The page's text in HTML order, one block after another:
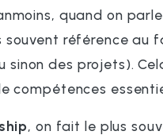
quand on
souvent référence au
sinon des projets).
compétences
, on fait le plus